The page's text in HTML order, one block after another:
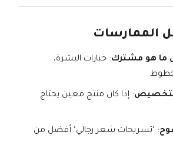
الممارسات
ما هو مشترك: خيارات البشرة،
: إذا كان منتج معين يحتاج
: "تسريحات شعر رجالي" أفضل من